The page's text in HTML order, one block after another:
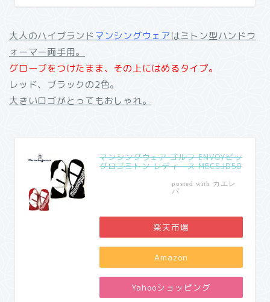
大人のハイブランド マンシングウェアはミトン型ハンドウ
ォーマー両手用。
グローブをつけたまま、その上にはめるタイプ。
レッド、ブラックの2色。
大きいロゴがとってもおしゃれ。
マンシングウェア ゴルフ ENVOYビッ
グロゴミトン レディース MECSJD50
posted with カエレ
バ
楽天市場
Amazon
Yahooショッピング